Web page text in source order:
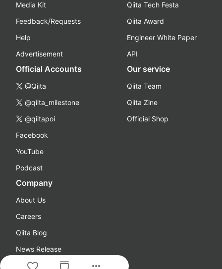
more_horiz
Media Kit
Feedback/Requests
Help
Advertisement
Qiita Tech Festa
Qiita Award
Engineer White Paper
API
Official Accounts
@Qiita
@qiita_milestone
@qiitapoi
Facebook
YouTube
Podcast
Our service
Qiita Team
Qiita Zine
Official Shop
Company
About Us
Careers
Qiita Blog
News Release